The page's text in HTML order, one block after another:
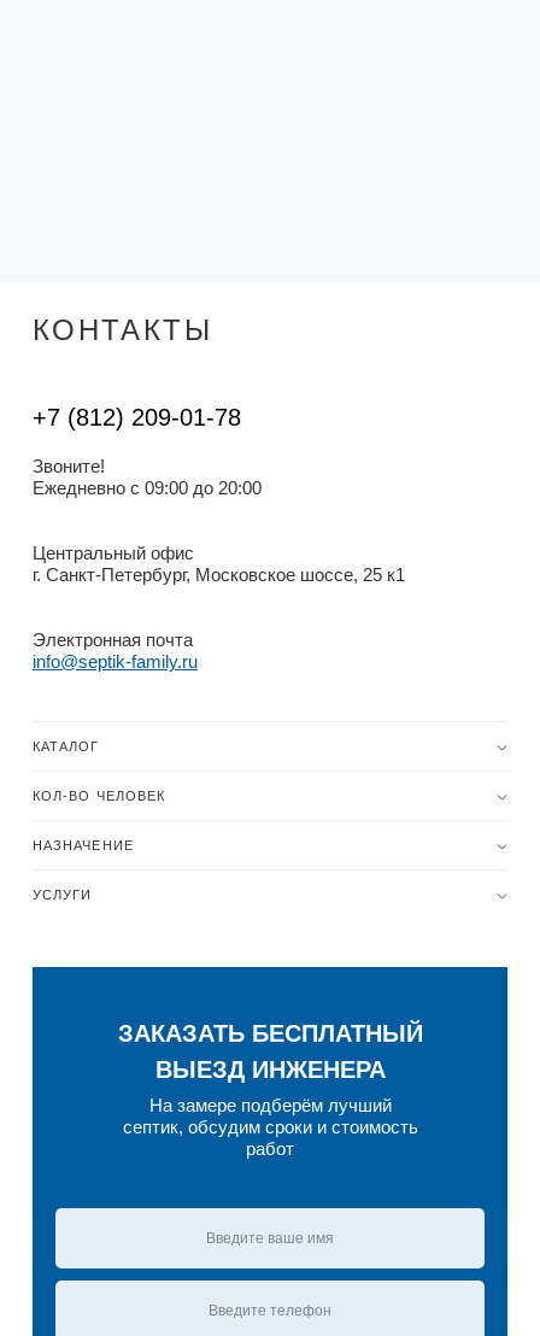
КОНТАКТЫ
+7 (812) 209-01-78
Звоните!
Ежедневно с 09:00 до 20:00
Центральный офис
г. Санкт-Петербург, Московское шоссе, 25 к1
Электронная почта
info@septik-family.ru
КАТАЛОГ
КОЛ-ВО ЧЕЛОВЕК
НАЗНАЧЕНИЕ
УСЛУГИ
ЗАКАЗАТЬ БЕСПЛАТНЫЙ
ВЫЕЗД ИНЖЕНЕРА
На замере подберём лучший
септик, обсудим сроки и стоимость
работ